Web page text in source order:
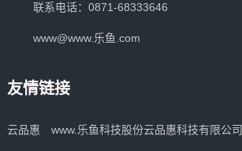
联系电话：0871-68333646
www@www.乐鱼.com
友情链接
云品惠 www.乐鱼科技股份云品惠科技有限公司